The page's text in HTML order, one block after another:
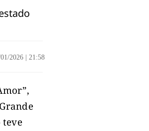
2026 21:58
teve